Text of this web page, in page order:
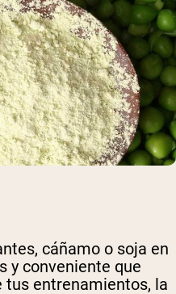
cáñamo o soja en
y conveniente que
tus entrenamientos, la